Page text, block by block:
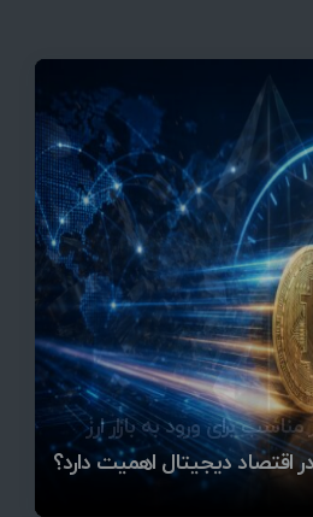
برای ورود به بازار ارز
اقتصاد دیجیتال اهمیت دارد؟
در جهان / مهم‌ترین
شد / بیت‌کوین سبز شد
قیمت تتر، بیت‌کوین و اتریوم امروز دوشنبه ۵ مرداد
مرز را از دست بدهد، همه‌چیز
رقابت پنهان دولت‌ها بر سر بیت‌کوین/ ۱۰ کشور برتر
/ بیت‌کوین وارد فاز تازه شد
شکایت میلیاردی روی